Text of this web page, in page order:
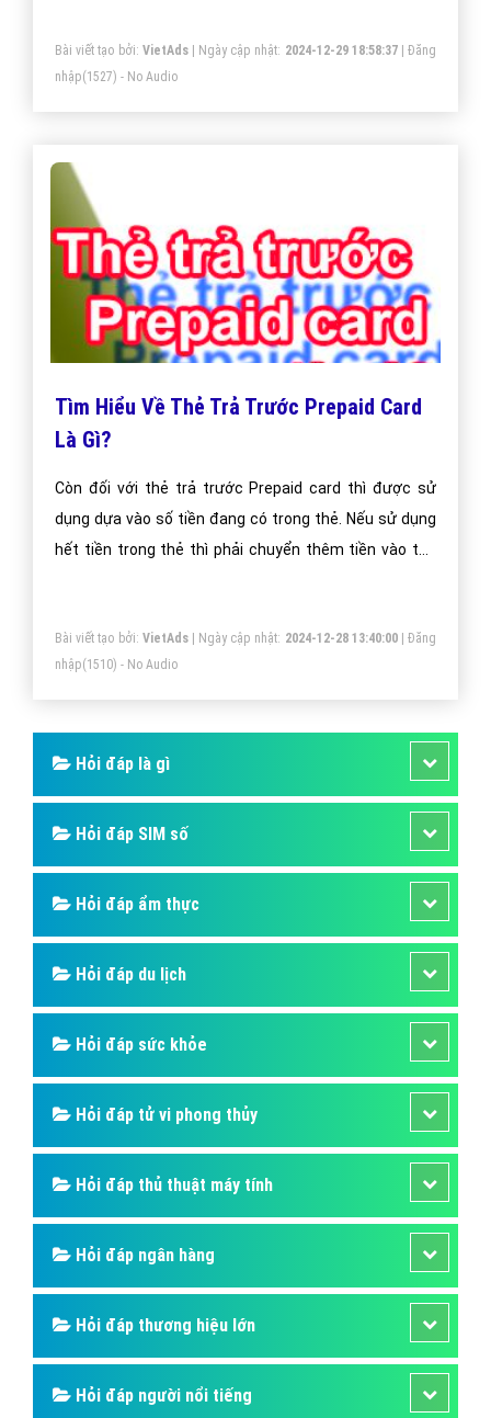
dụng Evernote giúp người dùng có thể lưu trữ mọi loại
thông tin người dùng thu thập cho mục đích cụ thể
của mình.
Bài viết tạo bởi: VietAds| Ngày cập nhật: 2024-12-29 18:58:37|Đăng
nhập(1527) - No Audio
Tìm Hiểu Về Thẻ Trả Trước Prepaid Card
Là Gì?
Còn đối với thẻ trả trước Prepaid card thì được sử
dụng dựa vào số tiền đang có trong thẻ. Nếu sử dụng
hết tiền trong thẻ thì phải chuyển thêm tiền vào thẻ
Bài viết tạo bởi: VietAds| Ngày cập nhật: 2024-12-28 13:40:00|Đăng
nhập(1510) - No Audio
Hỏi đáp là gì
Hỏi đáp SIM số
Hỏi đáp ẩm thực
Hỏi đáp du lịch
Hỏi đáp sức khỏe
Hỏi đáp tử vi phong thủy
Hỏi đáp thủ thuật máy tính
Hỏi đáp ngân hàng
Hỏi đáp thương hiệu lớn
Hỏi đáp người nổi tiếng